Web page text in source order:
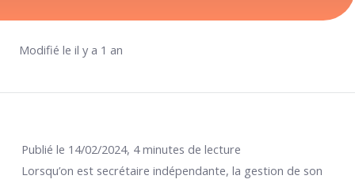
Modifié le il y a 1 an
Publié le 14/02/2024, 4 minutes de lecture
Lorsqu’on est secrétaire indépendante, la gestion de son